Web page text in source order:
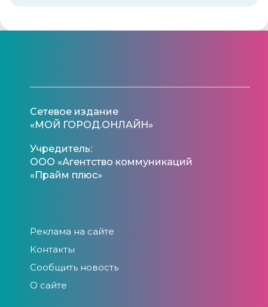
Сетевое издание
«МОЙ ГОРОД.ОНЛАЙН»
Учредитель:
ООО «Агентство коммуникаций
«Прайм плюс»
Реклама на сайте
Контакты
Сообщить новость
О сайте